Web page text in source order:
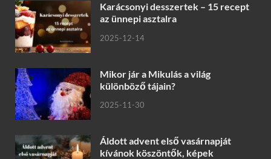
Karácsonyi desszertek – 15 recept
az ünnepi asztalra
2025-12-14
Mikor jár a Mikulás a világ
különböző tájain?
2025-11-30
Áldott advent első vasárnapját
kívánok köszöntők, képek